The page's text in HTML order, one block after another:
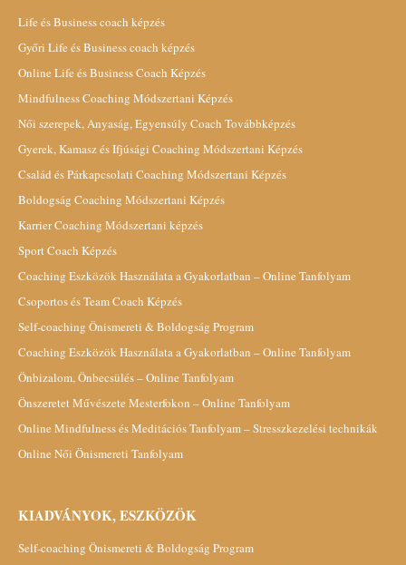
Life és Business coach képzés
Győri Life és Business coach képzés
Online Life és Business Coach Képzés
Mindfulness Coaching Módszertani Képzés
Női szerepek, Anyaság, Egyensúly Coach Továbbképzés
Gyerek, Kamasz és Ifjúsági Coaching Módszertani Képzés
Család és Párkapcsolati Coaching Módszertani Képzés
Boldogság Coaching Módszertani Képzés
Karrier Coaching Módszertani képzés
Sport Coach Képzés
Coaching Eszközök Használata a Gyakorlatban – Online Tanfolyam
Csoportos és Team Coach Képzés
Self-coaching Önismereti & Boldogság Program
Coaching Eszközök Használata a Gyakorlatban – Online Tanfolyam
Önbizalom, Önbecsülés – Online Tanfolyam
Önszeretet Művészete Mesterfokon – Online Tanfolyam
Online Mindfulness és Meditációs Tanfolyam – Stresszkezelési technikák
Online Női Önismereti Tanfolyam
KIADVÁNYOK, ESZKÖZÖK
Self-coaching Önismereti & Boldogság Program